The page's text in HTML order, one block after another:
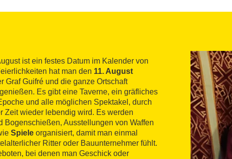
ist ein festes Datum im Kalender von
hat man den 11. August
Graf Guifré und die ganze Ortschaft
Es gibt eine Taverne, ein gräfliches
und alle möglichen Spektakel, durch
Zeit wieder lebendig wird. Es werden
Bogenschießen, Ausstellungen von Waffen
Spiele organisiert, damit man einmal
Ritter oder Bauunternehmer fühlt.
bei denen man Geschick oder